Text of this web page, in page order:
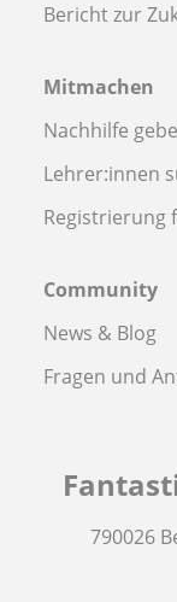
Bericht zur
Mitmachen
Nachhilfe
Lehrer:innen
Registrierung
Community
News & Blog
Fragen und
790026